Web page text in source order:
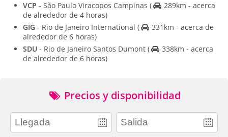
VCP - São Paulo Viracopos Campinas (
289km - acerca
de alrededor de 4 horas)
GIG - Rio de Janeiro International (
331km - acerca de
alrededor de 6 horas)
SDU - Rio de Janeiro Santos Dumont (
338km - acerca
de alrededor de 6 horas)
Precios y disponibilidad